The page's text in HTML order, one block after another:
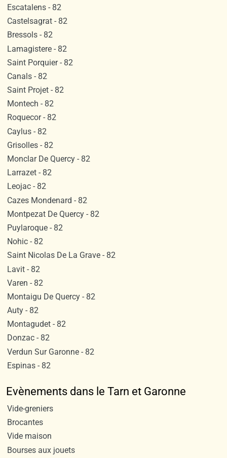
Escatalens - 82
Castelsagrat - 82
Bressols - 82
Lamagistere - 82
Saint Porquier - 82
Canals - 82
Saint Projet - 82
Montech - 82
Roquecor - 82
Caylus - 82
Grisolles - 82
Monclar De Quercy - 82
Larrazet - 82
Leojac - 82
Cazes Mondenard - 82
Montpezat De Quercy - 82
Puylaroque - 82
Nohic - 82
Saint Nicolas De La Grave - 82
Lavit - 82
Varen - 82
Montaigu De Quercy - 82
Auty - 82
Montagudet - 82
Donzac - 82
Verdun Sur Garonne - 82
Espinas - 82
Evènements dans le Tarn et Garonne
Vide-greniers
Brocantes
Vide maison
Bourses aux jouets